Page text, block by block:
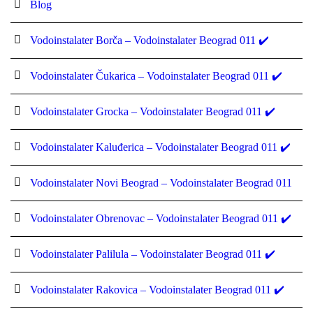
Blog
Vodoinstalater Borča – Vodoinstalater Beograd 011 ✔️
Vodoinstalater Čukarica – Vodoinstalater Beograd 011 ✔️
Vodoinstalater Grocka – Vodoinstalater Beograd 011 ✔️
Vodoinstalater Kaluđerica – Vodoinstalater Beograd 011 ✔️
Vodoinstalater Novi Beograd – Vodoinstalater Beograd 011
Vodoinstalater Obrenovac – Vodoinstalater Beograd 011 ✔️
Vodoinstalater Palilula – Vodoinstalater Beograd 011 ✔️
Vodoinstalater Rakovica – Vodoinstalater Beograd 011 ✔️